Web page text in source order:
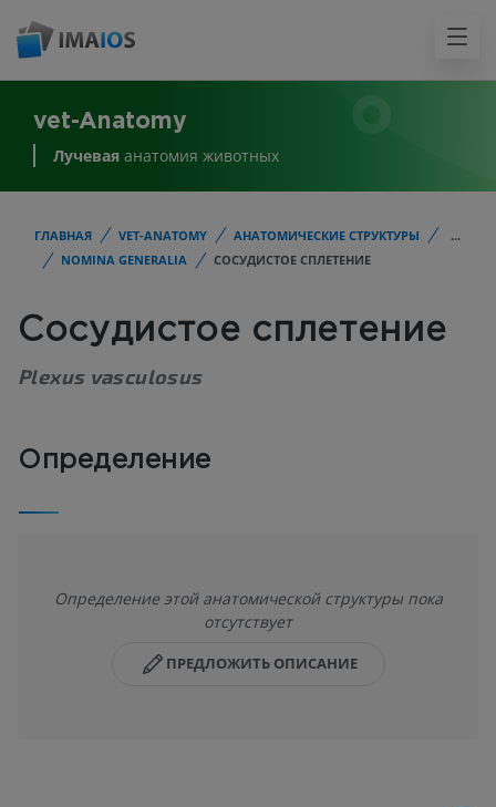
vet-Anatomy
Лучевая анатомия животных
ГЛАВНАЯ VET-ANATOMY АНАТОМИЧЕСКИЕ СТРУКТУРЫ
...
NOMINA GENERALIA
СОСУДИСТОЕ СПЛЕТЕНИЕ
Сосудистое сплетение
Plexus vasculosus
Определение
Определение этой анатомической структуры пока
отсутствует
ПРЕДЛОЖИТЬ ОПИСАНИЕ